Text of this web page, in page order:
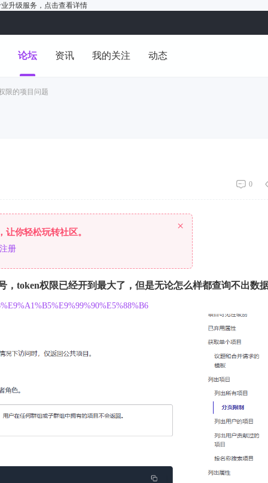
升级服务， 点击查看详情
论坛 资讯 我的关注 动态
限的项目问题
0
你轻松玩转社区。
注册
×
token权限已经开到最大了，但是无论怎么样都查询不出数